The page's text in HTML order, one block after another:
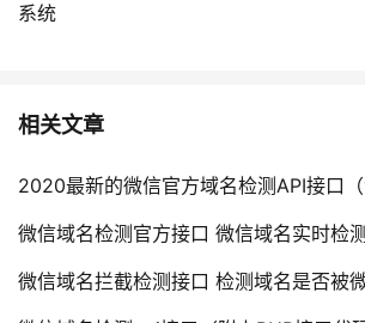
系统
相关文章
2020最新的微信官方域名检测API接口（
微信域名检测官方接口 微信域名实时检
微信域名拦截检测接口 检测域名是否被